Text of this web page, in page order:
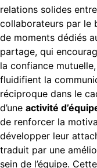
relations solides entre
collaborateurs par le
de moments dédiés
partage, qui
la confiance mutuelle,
fluidifient la
réciproque dans le
d’une activité
de renforcer la
développer leur
traduit par une
sein de l’équipe.